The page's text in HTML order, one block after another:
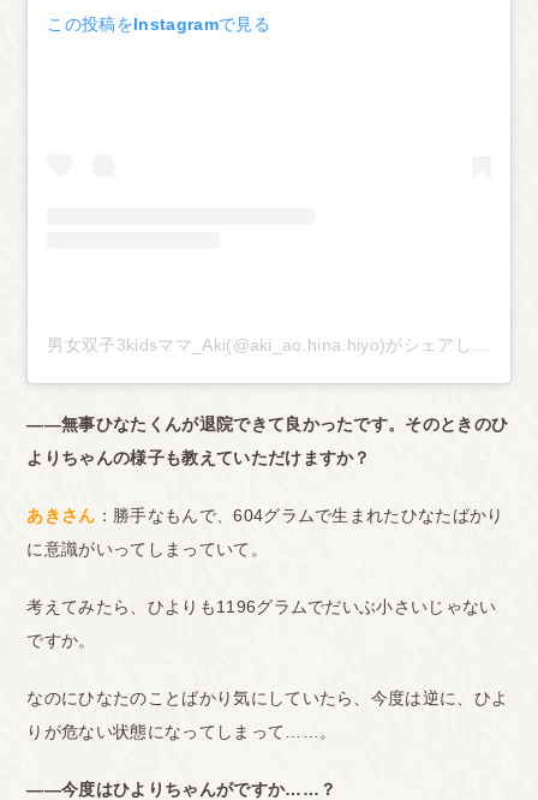
この投稿をInstagramで見る
――無事ひなたくんが退院できて良かったです。そのときのひ
よりちゃんの様子も教えていただけますか？
あきさん ：勝手なもんで、604グラムで生まれたひなたばかり
に意識がいってしまっていて。
考えてみたら、ひよりも1196グラムでだいぶ小さいじゃない
ですか。
なのにひなたのことばかり気にしていたら、今度は逆に、ひよ
りが危ない状態になってしまって……。
――今度はひよりちゃんがですか……？